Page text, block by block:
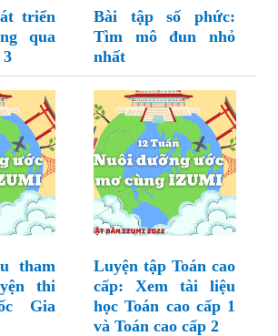
triển
qua
Bài tập số phức:
Tìm mô đun nhỏ
nhất
tham
thi
Gia
Luyện tập Toán cao
cấp: Xem tài liệu
học Toán cao cấp 1
và Toán cao cấp 2